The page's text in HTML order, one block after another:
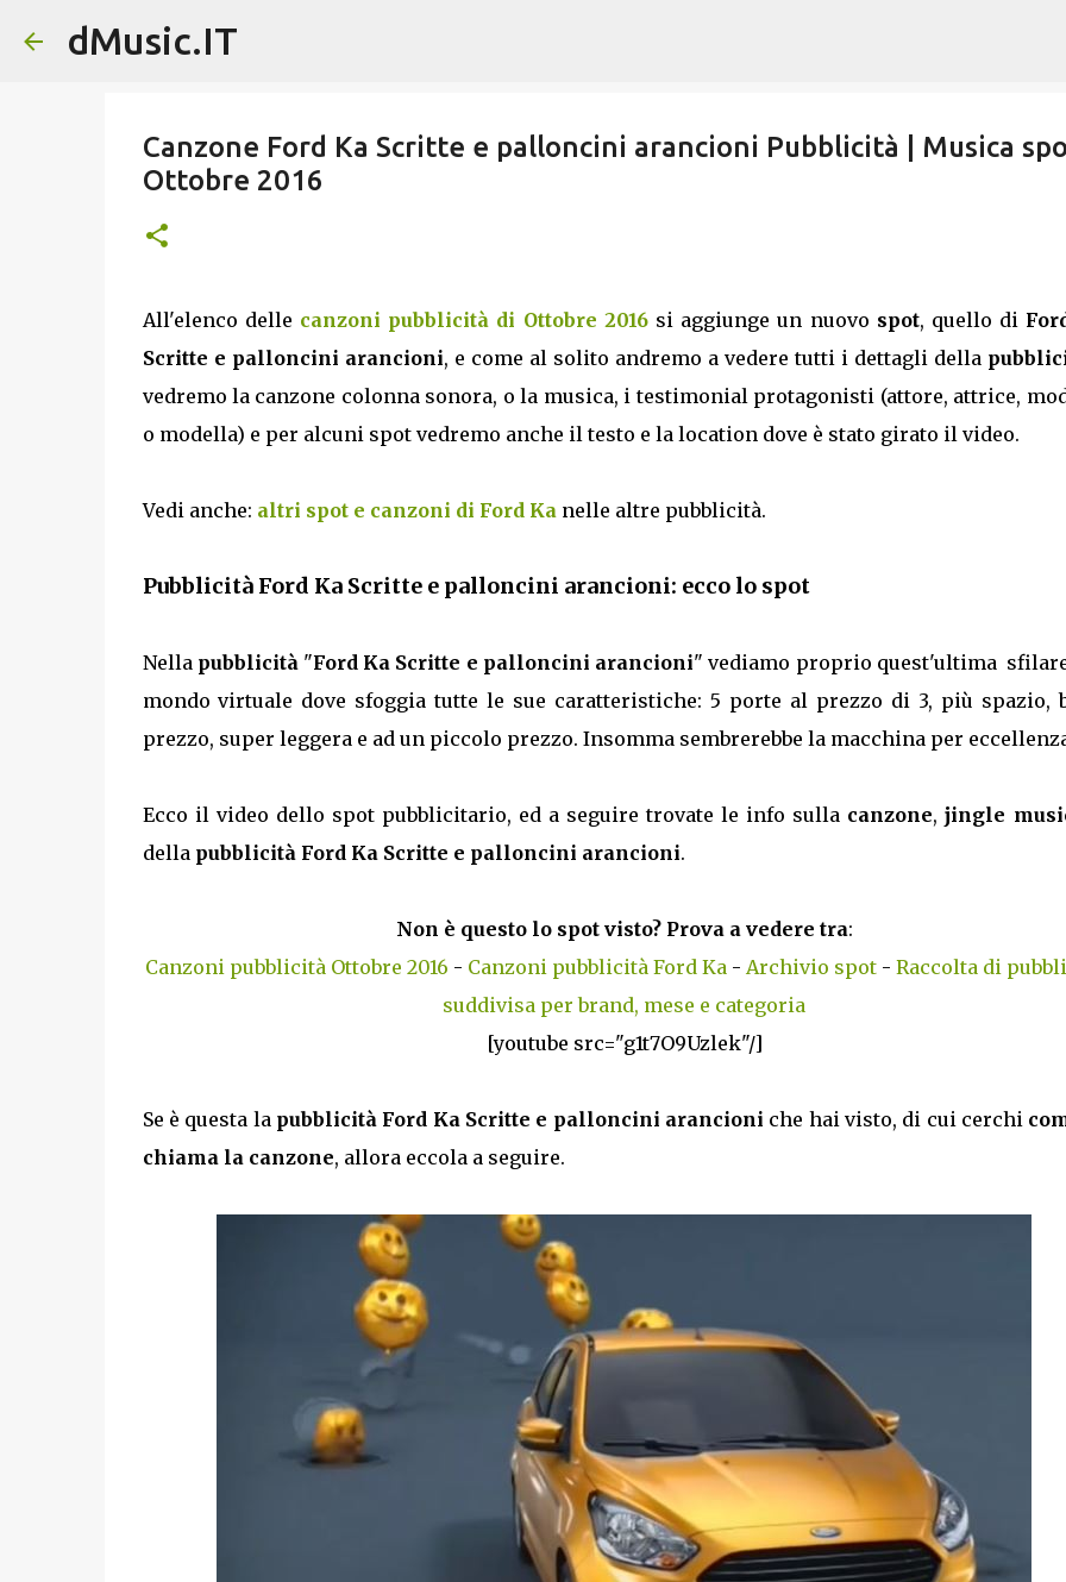
dMusic.IT
Canzone Ford Ka Scritte e palloncini arancioni Pubblicità | Musica
Ottobre 2016
All'elenco delle canzoni pubblicità di Ottobre 2016si aggiunge un nuovo spot, quello di
Scritte e palloncini arancioni, e come al solito andremo a vedere tutti i dettagli della
vedremo la canzone colonna sonora, o la musica, i testimonial protagonisti (attore, attrice,
o modella) e per alcuni spot vedremo anche il testo e la location dove è stato girato il video.
Vedi anche: altri spot e canzoni di Ford Kanelle altre pubblicità.
Pubblicità Ford Ka Scritte e palloncini arancioni: ecco lo spot
Nella pubblicità"Ford Ka Scritte e palloncini arancioni" vediamo proprio quest'ultima
mondo virtuale dove sfoggia tutte le sue caratteristiche: 5 porte al prezzo di 3, più spazio,
prezzo, super leggera e ad un piccolo prezzo. Insomma sembrerebbe la macchina per
Ecco il video dello spot pubblicitario, ed a seguire trovate le info sulla canzone,jingle
della pubblicità Ford Ka Scritte e palloncini arancioni.
Non è questo lo spot visto? Prova a vedere tra:
Canzoni pubblicità Ottobre 2016 - Canzoni pubblicità Ford Ka - Archivio spot - Raccolta di
suddivisa per brand, mese e categoria
[youtube src="g1t7O9Uzlek"/]
Se è questa la pubblicità Ford Ka Scritte e palloncini arancioni che hai visto, di cui cerchi
chiama la canzone, allora eccola a seguire.